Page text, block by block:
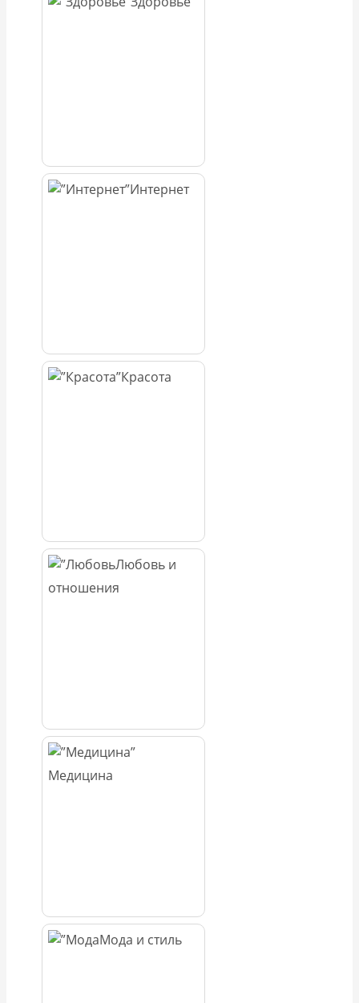
Интернет
Красота
Любовь и
отношения
Медицина
Мода и стиль